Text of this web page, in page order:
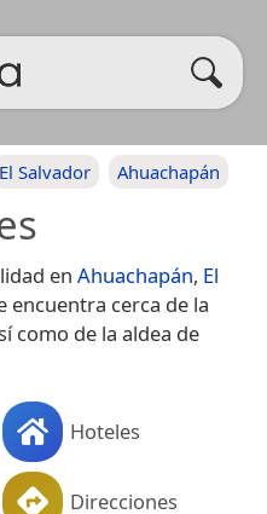
El Salvador Ahuachapán
en Ahuachapán, El
encuentra cerca de la
como de la aldea de
Hoteles
Direcciones